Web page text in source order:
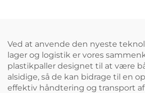
Ved at anvende den nyeste
lager og logistik er vores
plastikpaller designet til at være
alsidige, så de kan bidrage til en
effektiv håndtering og transport af